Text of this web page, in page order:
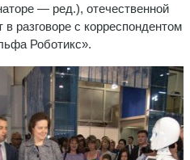
— ред.), отечественной
разговоре с корреспондентом
Роботикс».